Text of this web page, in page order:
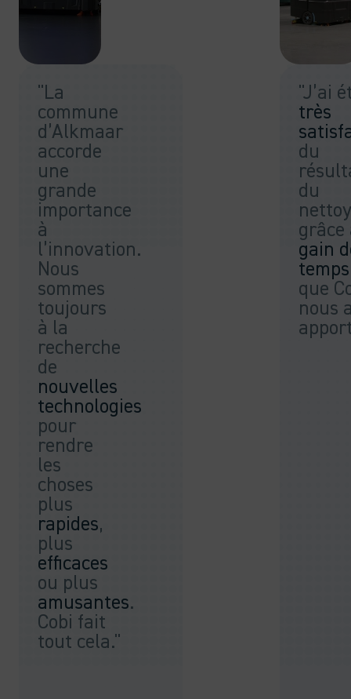
"La
commune
d’Alkmaar
accorde
une
grande
importance
à
l’innovation.
Nous
sommes
toujours
à la
recherche
de
nouvelles
technologies
pour
rendre
les
choses
plus
rapides,
plus
efficaces
ou plus
amusantes.
Cobi fait
tout cela."
"J’ai
très
du
du
grâce
gain
temps
que
nous